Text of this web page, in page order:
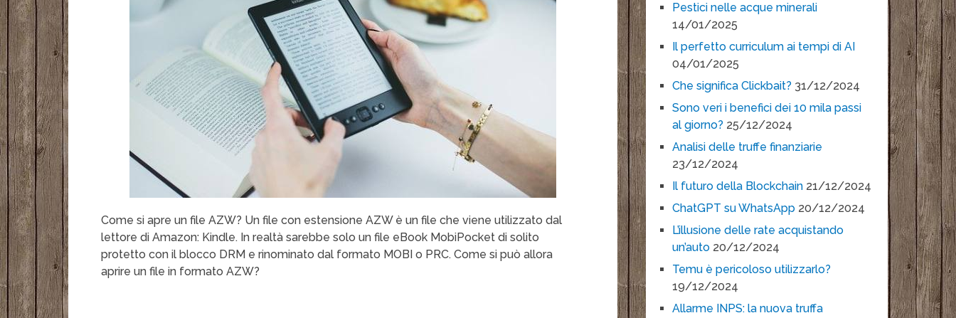
Come si apre un file AZW? Un file con estensione AZW è un file che viene utilizzato dal
lettore di Amazon: Kindle. In realtà sarebbe solo un file eBook MobiPocket di solito
protetto con il blocco DRM e rinominato dal formato MOBI o PRC. Come si può allora
aprire un file in formato AZW?
Pestici nelle acque minerali
14/01/2025
Il perfetto curriculum ai tempi di AI
04/01/2025
Che significa Clickbait? 31/12/2024
Sono veri i benefici dei 10 mila passi
al giorno? 25/12/2024
Analisi delle truffe finanziarie
23/12/2024
Il futuro della Blockchain 21/12/2024
ChatGPT su WhatsApp 20/12/2024
L’illusione delle rate acquistando
un’auto 20/12/2024
Temu è pericoloso utilizzarlo?
19/12/2024
Allarme INPS: la nuova truffa